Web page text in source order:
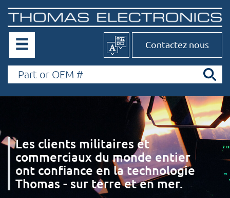
Contactez nous
Les clients militaires et
commerciaux du monde entier
ont confiance en la technologie
Thomas - sur terre et en mer.